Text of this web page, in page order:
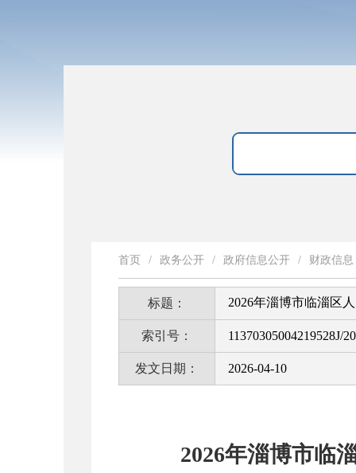
首页 / 政务公开 / 政府信息公开 / 财政信息
标题： 2026年淄博市临淄区
索引号： 11370305004219528J/
发文日期： 2026-04-10
2026年淄博市临